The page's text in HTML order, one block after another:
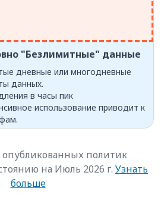
"Безлимитные" данные
дневные или многодневные
данных.
в часы пик
использование приводит к
политик
на Июль 2026 г. Узнать
больше